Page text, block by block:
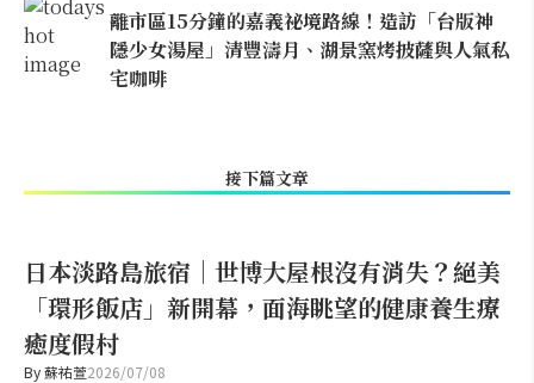
離市區15分鐘的嘉義祕境路線！造訪「台版神
隱少女湯屋」清豐濤月、湖景窯烤披薩與人氣私
宅咖啡
接下篇文章
日本淡路島旅宿｜世博大屋根沒有消失？絕美
「環形飯店」新開幕，面海眺望的健康養生療
癒度假村
By蘇祐萱2026/07/08